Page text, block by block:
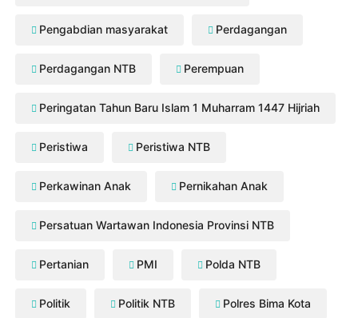
Pengabdian masyarakat Perdagangan
Perdagangan NTB Perempuan
Peringatan Tahun Baru Islam 1 Muharram 1447 Hijriah
Peristiwa Peristiwa NTB
Perkawinan Anak Pernikahan Anak
Persatuan Wartawan Indonesia Provinsi NTB
Pertanian PMI Polda NTB
Politik Politik NTB Polres Bima Kota